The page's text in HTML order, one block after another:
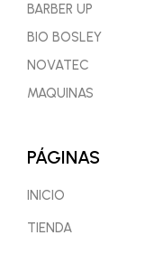
BARBER UP
BIO BOSLEY
NOVATEC
MAQUINAS
PÁGINAS
INICIO
TIENDA